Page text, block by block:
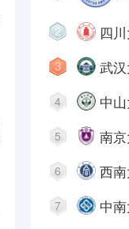
四
武
4 中
5 南
6 西
7 中